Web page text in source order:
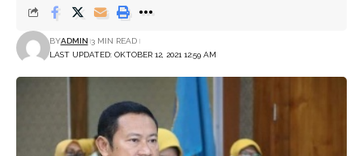
LAST UPDATED: OKTOBER 12, 2021 12:59 AM
BYADMIN 3 MIN READ